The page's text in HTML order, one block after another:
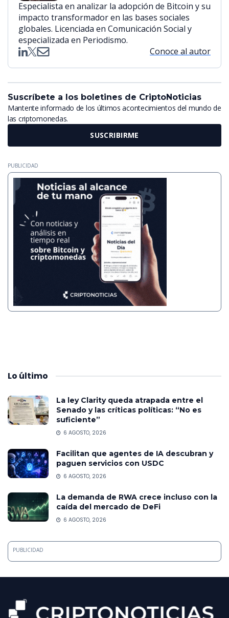
Especialista en analizar la adopción de Bitcoin y su
impacto transformador en las bases sociales
globales. Licenciada en Comunicación Social y
especializada en Periodismo.
Conoce al autor
Suscríbete a los boletines de CriptoNoticias
Mantente informado de los últimos acontecimientos del mundo de
las criptomonedas.
SUSCRIBIRME
PUBLICIDAD
Lo último
La ley Clarity queda atrapada entre el
Senado y las críticas políticas: “No es
suficiente”
6 AGOSTO, 2026
Facilitan que agentes de IA descubran y
paguen servicios con USDC
6 AGOSTO, 2026
La demanda de RWA crece incluso con la
caída del mercado de DeFi
6 AGOSTO, 2026
PUBLICIDAD